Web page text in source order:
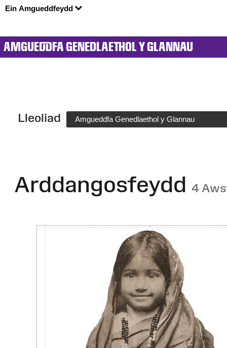
Ein Amgueddfeydd
AMGUEDDFA GENEDLAETHOL Y GLANNAU
Lleoliad Amgueddfa Genedlaethol y Glannau
Arddangosfeydd 4